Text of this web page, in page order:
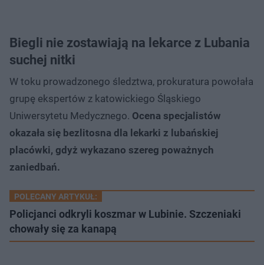
Biegli nie zostawiają na lekarce z Lubania
suchej nitki
W toku prowadzonego śledztwa, prokuratura powołała
grupę ekspertów z katowickiego Śląskiego
Uniwersytetu Medycznego. Ocena specjalistów
okazała się bezlitosna dla lekarki z lubańskiej
placówki, gdyż wykazano szereg poważnych
zaniedbań.
POLECANY ARTYKUŁ:
Policjanci odkryli koszmar w Lubinie. Szczeniaki
chowały się za kanapą